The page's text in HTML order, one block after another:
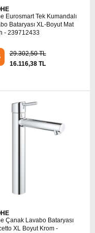
Eurosmart Tek Kumandalı
Bataryası XL-Boyut Mat
- 239712433
29.302,50 TL
16.116,38 TL
Çanak Lavabo Bataryası
XL Boyut Krom -